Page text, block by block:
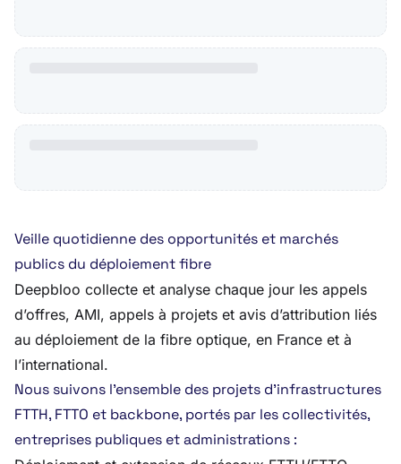
Veille quotidienne des opportunités et marchés
publics du déploiement fibre
Deepbloo collecte et analyse chaque jour les appels
d’offres, AMI, appels à projets et avis d’attribution liés
au déploiement de la fibre optique, en France et à
l’international.
Nous suivons l’ensemble des projets d’infrastructures
FTTH, FTTO et backbone, portés par les collectivités,
entreprises publiques et administrations :